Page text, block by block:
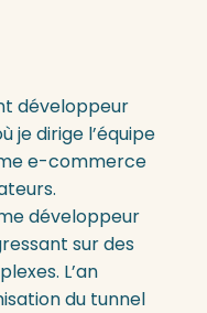
développeur
je dirige l’équipe
e-commerce
développeur
sur des
L’an
du tunnel